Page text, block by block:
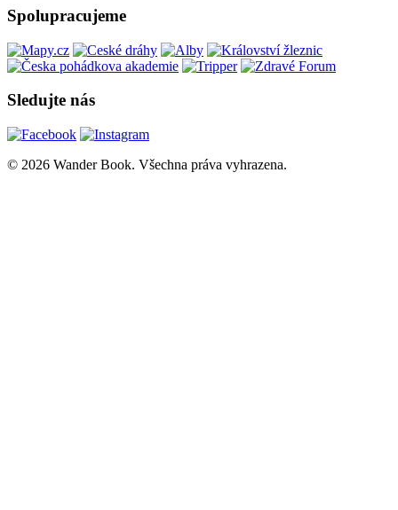
Spolupracujeme
Sledujte nás
© 2026 Wander Book. Všechna práva vyhrazena.